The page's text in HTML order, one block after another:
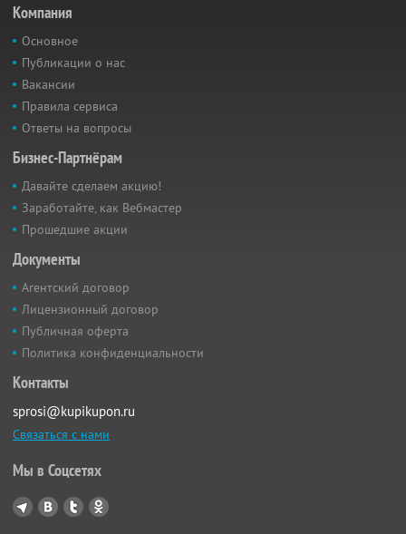
Компания
Основное
Публикации о нас
Вакансии
Правила сервиса
Ответы на вопросы
Бизнес-Партнёрам
Давайте сделаем акцию!
Заработайте, как Вебмастер
Прошедшие акции
Документы
Агентский договор
Лицензионный договор
Публичная оферта
Политика конфиденциальности
Контакты
sprosi@kupikupon.ru
Связаться с нами
Мы в Соцсетях